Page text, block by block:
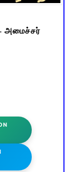
- அமைச்சர்